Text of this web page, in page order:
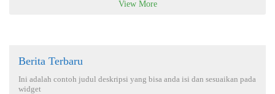
View More
Berita Terbaru
Ini adalah contoh judul deskripsi yang bisa anda isi dan sesuaikan pada
widget